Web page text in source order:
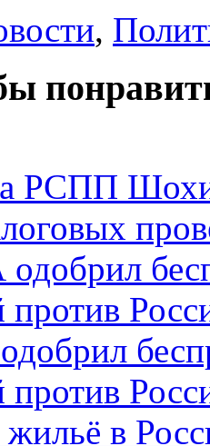
,
РСПП
против